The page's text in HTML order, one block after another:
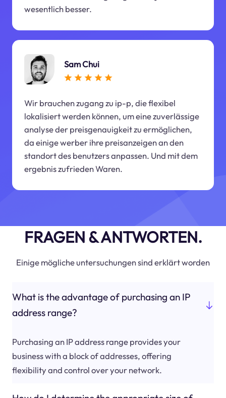
wesentlich besser.
Sam Chui
Wir brauchen zugang zu ip-p, die flexibel
lokalisiert werden können, um eine zuverlässige
analyse der preisgenauigkeit zu ermöglichen,
da einige werber ihre preisanzeigen an den
standort des benutzers anpassen. Und mit dem
ergebnis zufrieden Waren.
FRAGEN & ANTWORTEN.
Einige mögliche untersuchungen sind erklärt worden
What is the advantage of purchasing an IP
address range?
Purchasing an IP address range provides your
business with a block of addresses, offering
flexibility and control over your network.